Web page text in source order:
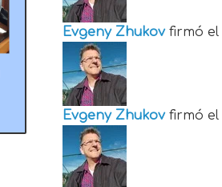
Evgeny Zhukov firmó el
Evgeny Zhukov firmó el